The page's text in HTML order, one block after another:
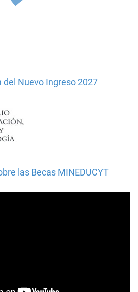
del Nuevo Ingreso 2027
las Becas MINEDUCYT